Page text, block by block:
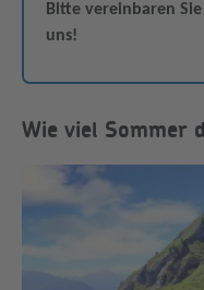
Bitte vereinbaren
uns!
Wie viel Sommer